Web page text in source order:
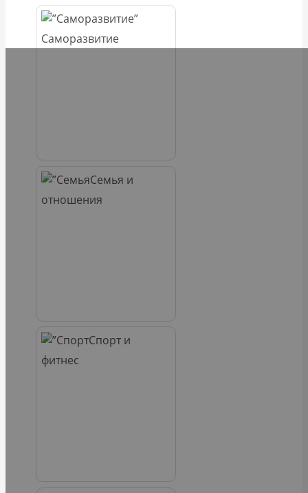
Саморазвитие
Семья и
отношения
Спорт и
фитнес